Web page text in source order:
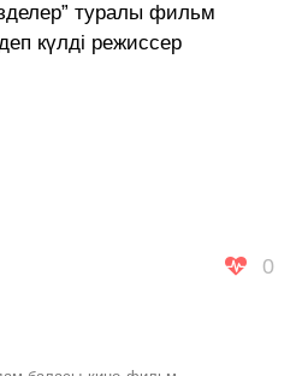
туралы фильм
деп күлді режиссер
0